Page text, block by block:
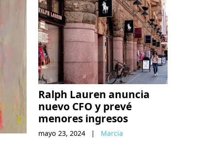
Ralph Lauren anuncia
nuevo CFO y prevé
menores ingresos
mayo 23, 2024 | Marcia